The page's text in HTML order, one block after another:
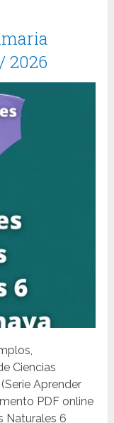
2026
Ciencias
Aprender
PDF online
Naturales 6